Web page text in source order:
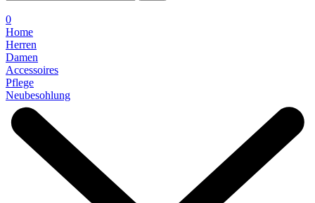
0
Home
Herren
Damen
Accessoires
Pflege
Neubesohlung